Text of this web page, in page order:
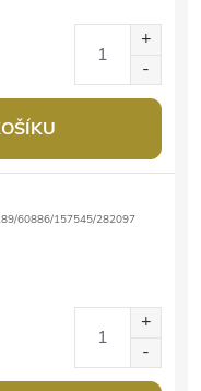
60886/157545/282097